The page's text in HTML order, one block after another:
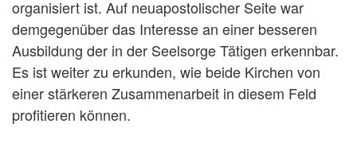
organisiert ist. Auf neuapostolischer Seite war
demgegenüber das Interesse an einer besseren
Ausbildung der in der Seelsorge Tätigen erkennbar.
Es ist weiter zu erkunden, wie beide Kirchen von
einer stärkeren Zusammenarbeit in diesem Feld
profitieren können.